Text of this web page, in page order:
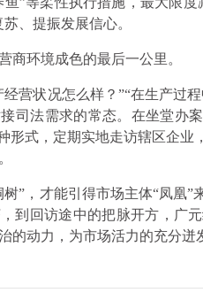
、提振发展信心。
商环境成色的最后一公里。
营状况怎么样？”“在生产过
司法需求的常态。在坐堂办
形式，定期实地走访辖区企
”，才能引得市场主体“凤凰
到回访途中的把脉开方，广
的动力，为市场活力的充分迸